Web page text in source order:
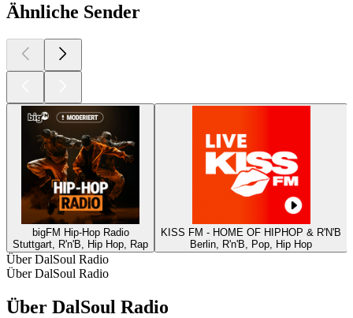
Ähnliche Sender
bigFM Hip-Hop Radio
Stuttgart, R'n'B, Hip Hop, Rap
KISS FM - HOME OF HIPHOP & R'N'B
Berlin, R'n'B, Pop, Hip Hop
Über DalSoul Radio
Über DalSoul Radio
Über DalSoul Radio